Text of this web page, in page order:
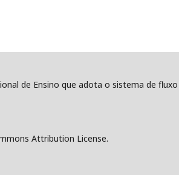
de Ensino que adota o sistema de
Attribution License.